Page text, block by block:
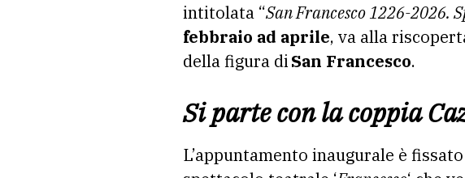
intitolata “San Francesco 1226-2026.
febbraio ad aprile, va alla
della figura diSan Francesco.
Si parte con la coppia
L’appuntamento inaugurale è